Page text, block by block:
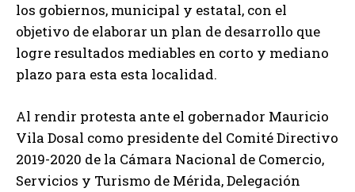
los gobiernos, municipal y estatal, con el
objetivo de elaborar un plan de desarrollo que
logre resultados mediables en corto y mediano
plazo para esta esta localidad.
Al rendir protesta ante el gobernador Mauricio
Vila Dosal como presidente del Comité Directivo
2019-2020 de la Cámara Nacional de Comercio,
Servicios y Turismo de Mérida, Delegación